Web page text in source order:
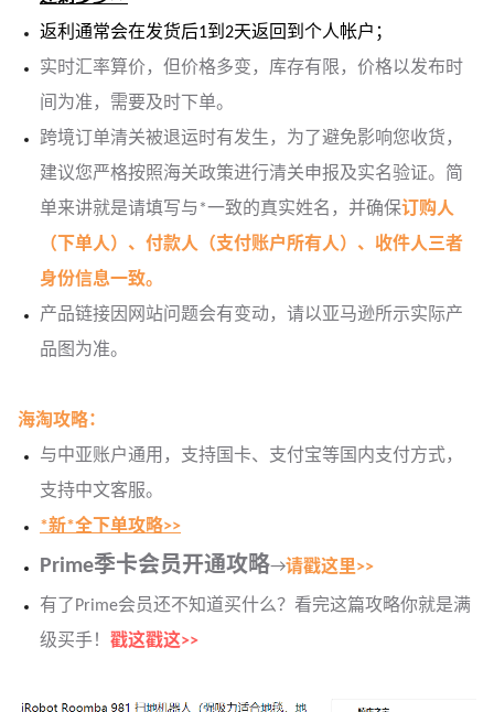
返利通常会在发货后1到2天返回到个人帐户；
实时汇率算价，但价格多变，库存有限，价格以发布时
间为准，需要及时下单。
跨境订单清关被退运时有发生，为了避免影响您收货，
建议您严格按照海关政策进行清关申报及实名验证。简
单来讲就是请填写与*一致的真实姓名，并确保订购人
（下单人）、付款人（支付账户所有人）、收件人三者
身份信息一致。
产品链接因网站问题会有变动，请以亚马逊所示实际产
品图为准。
海淘攻略：
与中亚账户通用，支持国卡、支付宝等国内支付方式，
支持中文客服。
*新*全下单攻略>>
Prime季卡会员开通攻略→请戳这里>>
有了Prime会员还不知道买什么？看完这篇攻略你就是满
级买手！ 戳这戳这>>